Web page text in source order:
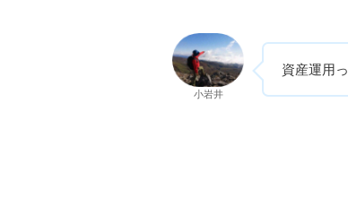
小岩井
資産運用